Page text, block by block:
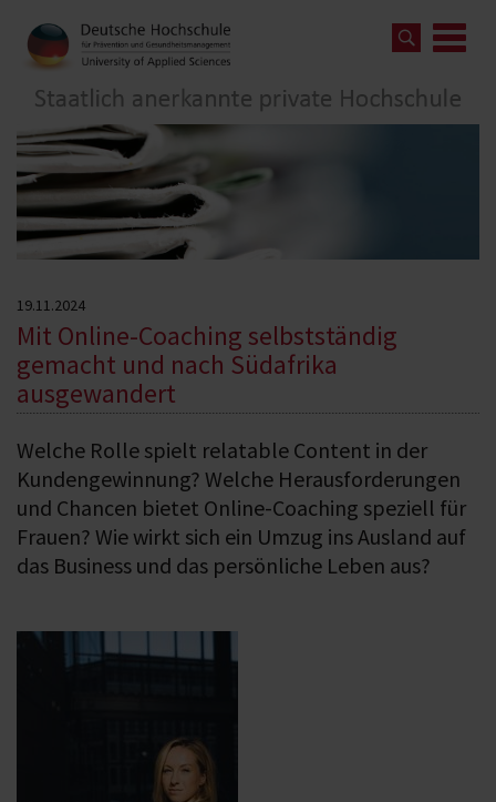
19.11.2024
Mit Online-Coaching selbstständig
gemacht und nach Südafrika
ausgewandert
Welche Rolle spielt relatable Content in der
Kundengewinnung? Welche Herausforderungen
und Chancen bietet Online-Coaching speziell für
Frauen? Wie wirkt sich ein Umzug ins Ausland auf
das Business und das persönliche Leben aus?